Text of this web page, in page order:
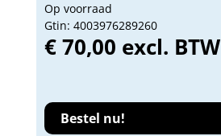
Op voorraad
Gtin: 4003976289260
€ 70,00 excl. BTW
Bestel nu!